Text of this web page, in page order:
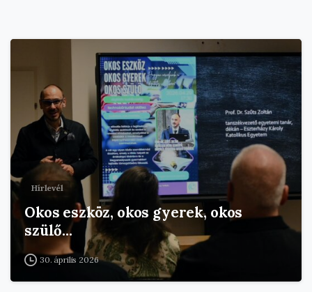
Hírlevél
Okos eszköz, okos gyerek, okos
szülő…
30. április 2026